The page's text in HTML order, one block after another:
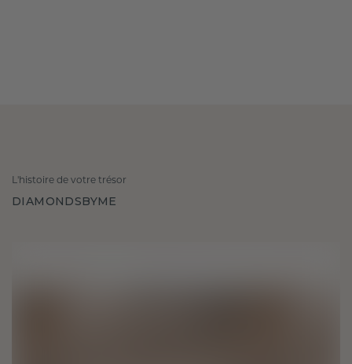
L'histoire de votre trésor
DIAMONDSBYME